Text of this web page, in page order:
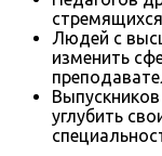
Людей с
изменить
углубить